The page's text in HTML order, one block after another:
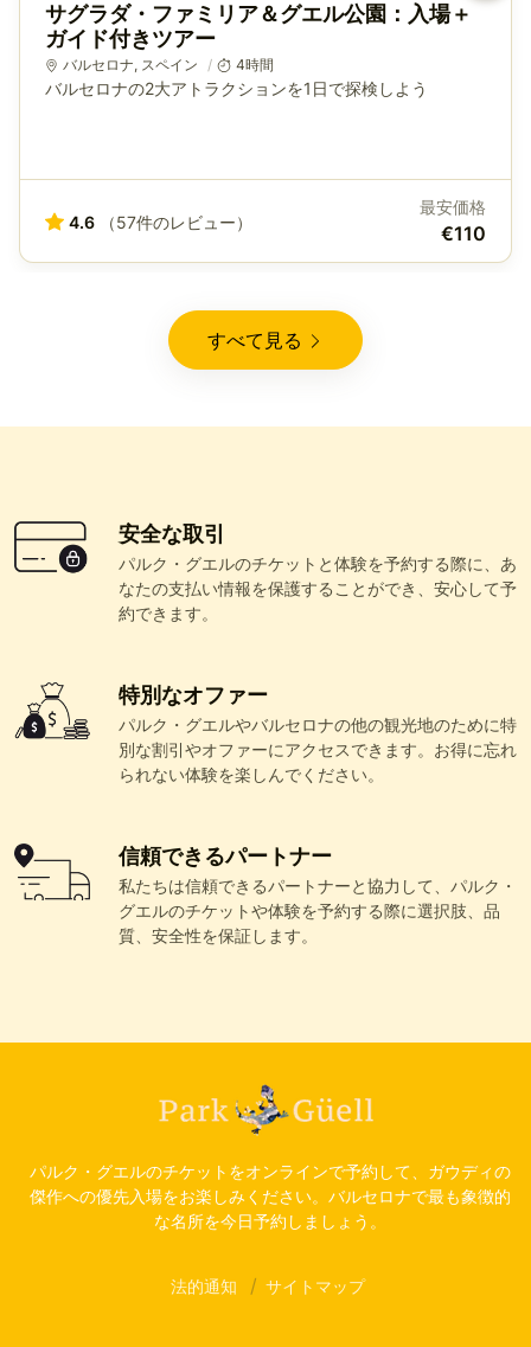
サグラダ・ファミリア＆グエル公園：入場＋
ガイド付きツアー
バルセロナ, スペイン 4時間
バルセロナの2大アトラクションを1日で探検しよう
4.6 （57件のレビュー）
最安価格
€110
すべて見る
安全な取引
パルク・グエルのチケットと体験を予約する際に、あ
なたの支払い情報を保護することができ、安心して予
約できます。
特別なオファー
パルク・グエルやバルセロナの他の観光地のために特
別な割引やオファーにアクセスできます。お得に忘れ
られない体験を楽しんでください。
信頼できるパートナー
私たちは信頼できるパートナーと協力して、パルク・
グエルのチケットや体験を予約する際に選択肢、品
質、安全性を保証します。
パルク・グエルのチケットをオンラインで予約して、ガウディの
傑作への優先入場をお楽しみください。バルセロナで最も象徴的
な名所を今日予約しましょう。
法的通知 サイトマップ